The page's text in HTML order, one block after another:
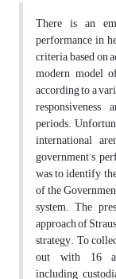
There is an
performance in
criteria, based on
modern model
according to a
periods.
international
government’s
was to identify
of the
system. The
approach of
strategy. To
out with 16
including